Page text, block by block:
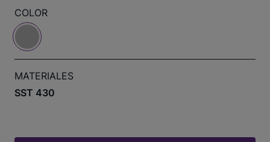
COLOR
MATERIALES
SST 430